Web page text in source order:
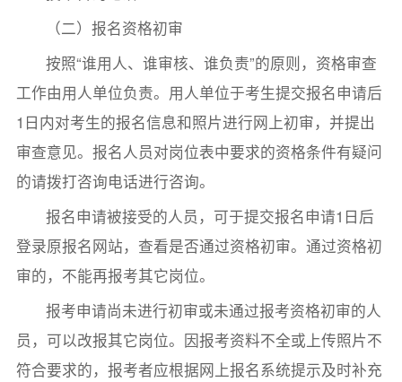
（二）报名资格初审
按照“谁用人、谁审核、谁负责”的原则，资格审查
工作由用人单位负责。用人单位于考生提交报名申请后
1日内对考生的报名信息和照片进行网上初审，并提出
审查意见。报名人员对岗位表中要求的资格条件有疑问
的请拨打咨询电话进行咨询。
报名申请被接受的人员，可于提交报名申请1日后
登录原报名网站，查看是否通过资格初审。通过资格初
审的，不能再报考其它岗位。
报考申请尚未进行初审或未通过报考资格初审的人
员，可以改报其它岗位。因报考资料不全或上传照片不
符合要求的，报考者应根据网上报名系统提示及时补充